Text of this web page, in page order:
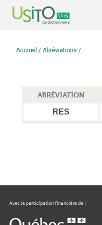
Accueil / Abréviations /
ABRÉVIATION
RES